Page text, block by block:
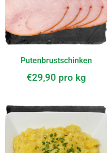
Putenbrustschinken
€29,90 pro kg